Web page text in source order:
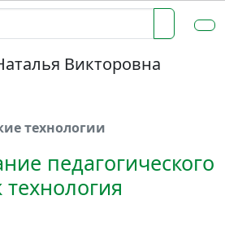
Викторовна
технологии
педагогического
технология